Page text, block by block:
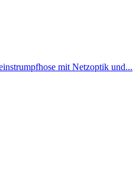
mit Netzoptik und...